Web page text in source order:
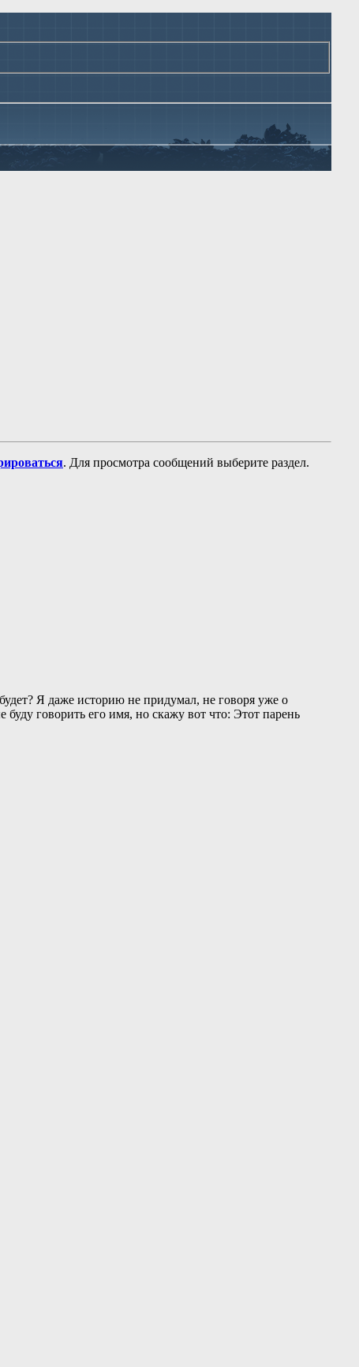
. Для просмотра сообщений выберите раздел.
Я даже историю не придумал, не говоря уже о
говорить его имя, но скажу вот что: Этот парень